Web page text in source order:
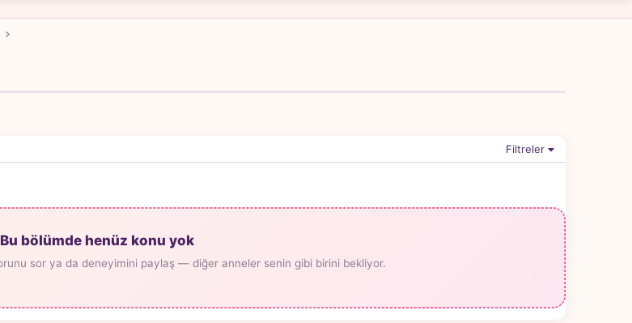
Filtreler
Bu bölümde henüz konu yok
sor ya da deneyimini paylaş — diğer anneler senin gibi birini bekliyor.